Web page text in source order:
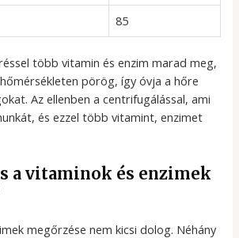
85
több vitamin és enzim marad meg,
pörög, így óvja a hőre
Az ellenben a centrifugálással, ami
és ezzel több vitamint, enzimet
a vitaminok és enzimek
megőrzése nem kicsi dolog. Néhány